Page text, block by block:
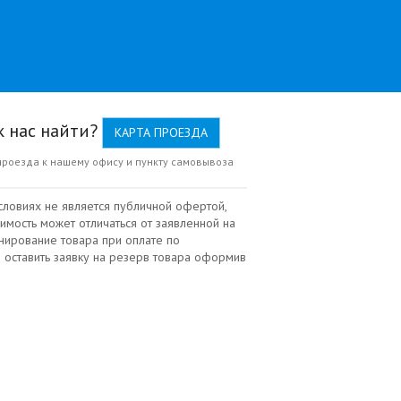
нас найти? КАРТА ПРОЕЗДА
к нашему офису и пункту самовывоза
не является публичной офертой,
может отличаться от заявленной на
товара при оплате по
заявку на резерв товара оформив